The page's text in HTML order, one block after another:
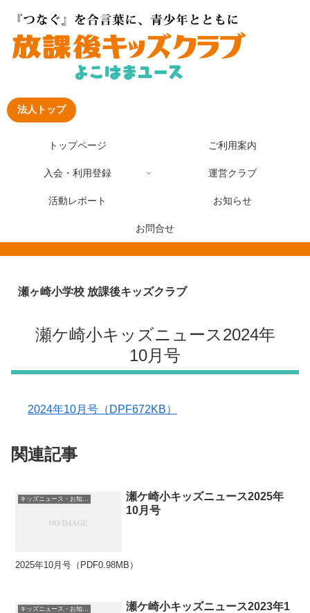
法人トップ
トップページ ご利用案内
入会・利用登録 運営クラブ
活動レポート お知らせ
お問合せ
瀬ヶ崎小学校 放課後キッズクラブ
瀬ケ崎小キッズニュース2024年
10月号
2024年10月号（DPF672KB）
関連記事
キッズニュース・お知らせ
瀬ケ崎小キッズニュース2025年
10月号
2025年10月号（PDF0.98MB）
瀬ケ崎小キッズニュース2023年1